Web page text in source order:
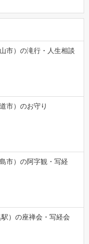
市）の滝行・人生相談
市）のお守り
市）の阿字観・写経
）の座禅会・写経会